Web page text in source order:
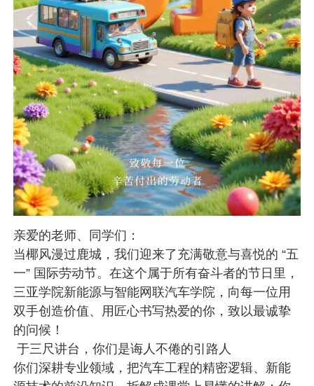
亲爱的老师、同学们：
当椰风漫过鹿城，我们迎来了充满敬意与喜悦的 “五
一” 国际劳动节。在这个属于所有奋斗者的节日里，
三亚学院新能源与智能网联汽车学院，向每一位用
双手创造价值、用匠心书写热爱的你，致以最诚挚
的问候！
于三尺讲台，你们是诲人不倦的引路人
你们深耕专业领域，把汽车工程的精密逻辑、新能